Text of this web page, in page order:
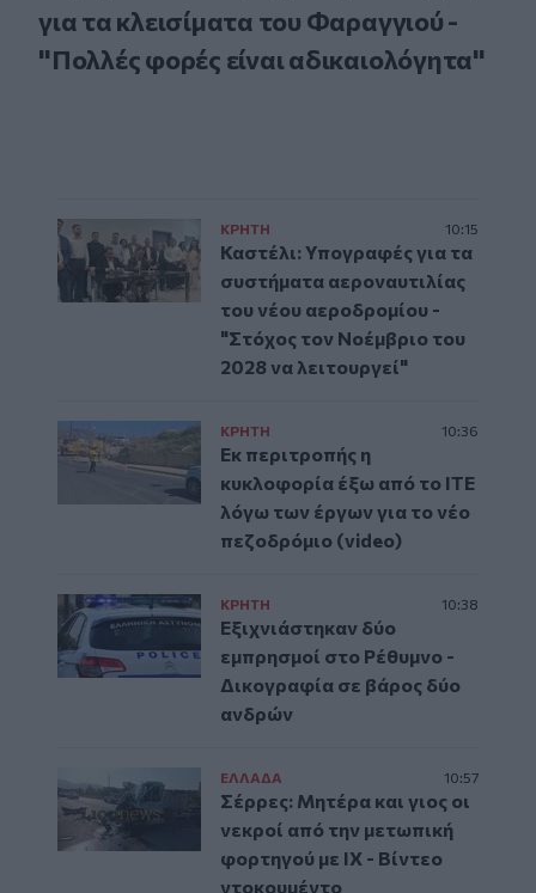
για τα κλεισίματα του Φαραγγιού -
"Πολλές φορές είναι αδικαιολόγητα"
ΚΡΗΤΗ 10:15
Καστέλι: Υπογραφές για τα
συστήματα αεροναυτιλίας
του νέου αεροδρομίου -
"Στόχος τον Νοέμβριο του
2028 να λειτουργεί"
ΚΡΗΤΗ 10:36
Εκ περιτροπής η
κυκλοφορία έξω από το ΙΤΕ
λόγω των έργων για το νέο
πεζοδρόμιο (video)
ΚΡΗΤΗ 10:38
Εξιχνιάστηκαν δύο
εμπρησμοί στο Ρέθυμνο -
Δικογραφία σε βάρος δύο
ανδρών
ΕΛΛAΔΑ 10:57
Σέρρες: Μητέρα και γιος οι
νεκροί από την μετωπική
φορτηγού με ΙΧ - Βίντεο
ντοκουμέντο